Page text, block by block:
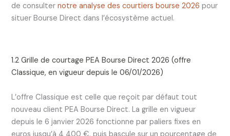
de consulternotre analyse des courtiers bourse 2026 pour
situer Bourse Direct dans l’écosystème actuel.
1.2 Grille de courtage PEA Bourse Direct 2026 (offre
Classique, en vigueur depuis le 06/01/2026)
L’offre Classique est celle que reçoit par défaut tout
nouveau client PEA Bourse Direct. La grille en vigueur
depuis le 6 janvier 2026 fonctionne par paliers fixes en